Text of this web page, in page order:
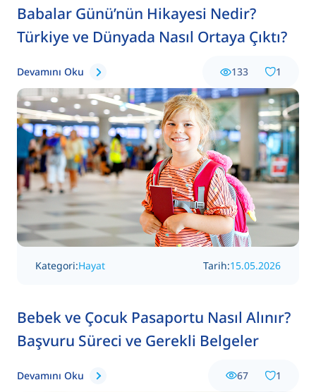
Babalar Günü’nün Hikayesi Nedir?
Türkiye ve Dünyada Nasıl Ortaya Çıktı?
Devamını Oku 133 1
Kategori:Hayat Tarih:15.05.2026
Bebek ve Çocuk Pasaportu Nasıl Alınır?
Başvuru Süreci ve Gerekli Belgeler
Devamını Oku 67 1